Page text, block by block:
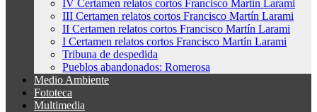
IV Certamen relatos cortos Francisco Martín Larami
III Certamen relatos cortos Francisco Martín Larami
II Certamen relatos cortos Francisco Martín Larami
I Certamen relatos cortos Francisco Martín Larami
Tribuna de despedida
Pueblos abandonados: Romerosa
Medio Ambiente
Fototeca
Multimedia